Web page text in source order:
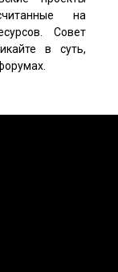
на
Совет
в суть,